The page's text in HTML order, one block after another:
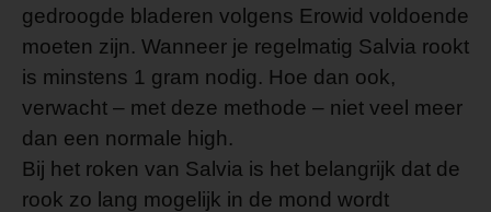
gedroogde bladeren volgens Erowid voldoende
moeten zijn. Wanneer je regelmatig Salvia rookt
is minstens 1 gram nodig. Hoe dan ook,
verwacht – met deze methode – niet veel meer
dan een normale high.
Bij het roken van Salvia is het belangrijk dat de
rook zo lang mogelijk in de mond wordt